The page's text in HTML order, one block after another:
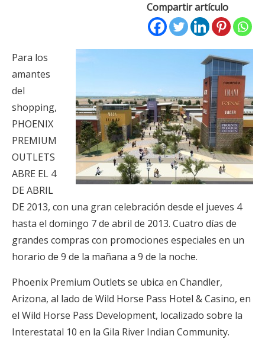
Compartir artículo
Para los
amantes
del
shopping,
PHOENIX
PREMIUM
OUTLETS
ABRE EL 4
DE ABRIL
DE 2013, con una gran celebración desde el jueves 4
hasta el domingo 7 de abril de 2013. Cuatro días de
grandes compras con promociones especiales en un
horario de 9 de la mañana a 9 de la noche.
Phoenix Premium Outlets se ubica en Chandler,
Arizona, al lado de Wild Horse Pass Hotel & Casino, en
el Wild Horse Pass Development, localizado sobre la
Interestatal 10 en la Gila River Indian Community.